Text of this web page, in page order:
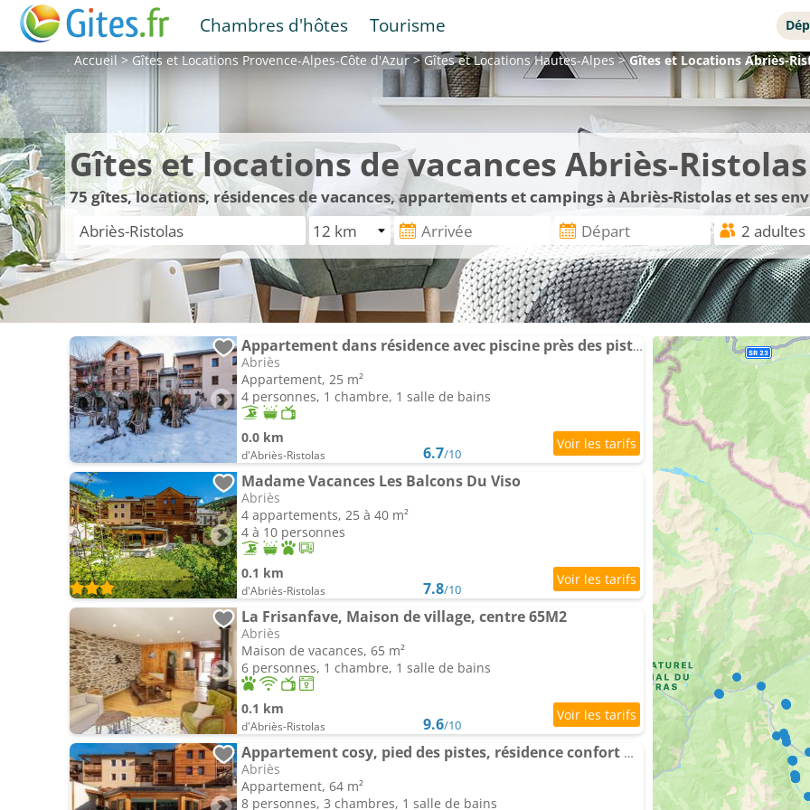
Chambres d'hôtes Tourisme
Accueil>Gîtes et LocationsProvence-Alpes-Côte d'Azur>Gîtes et LocationsHautes-Alpes>Gîtes et LocationsAbriès-
Gîtes et locations de vacances Abriès-Ristolas
75gîtes, locations, résidences de vacances, appartements et campings à Abriès-Ristolas et ses
Appartement dans résidence avec piscine près des pistes
Abriès
Appartement, 25 m²
4 personnes, 1 chambre, 1 salle de bains
0.0 km
d'Abriès-Ristolas 6.7/10
Madame Vacances Les Balcons Du Viso
Abriès
4 appartements, 25 à 40 m²
4 à 10 personnes
0.1 km
d'Abriès-Ristolas 7.8/10
La Frisanfave, Maison de village, centre 65M2
Abriès
Maison de vacances, 65 m²
6 personnes, 1 chambre, 1 salle de bains
0.1 km
d'Abriès-Ristolas 9.6/10
Appartement cosy, pied des pistes, résidence confort & spa
Abriès
Appartement, 64 m²
8 personnes, 3 chambres, 1 salle de bains